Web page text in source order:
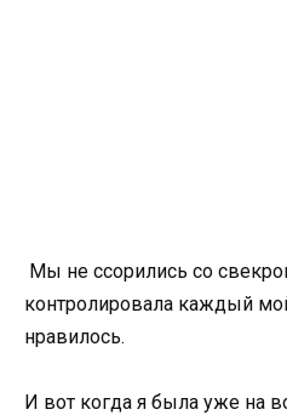
Мы не ссорились со
контролировала каждый
нравилось.
И вот когда я была уже на